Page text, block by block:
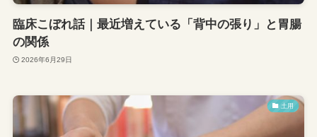
臨床こぼれ話｜最近増えている「背中の張り」と胃腸
の関係
2026年6月29日
土用